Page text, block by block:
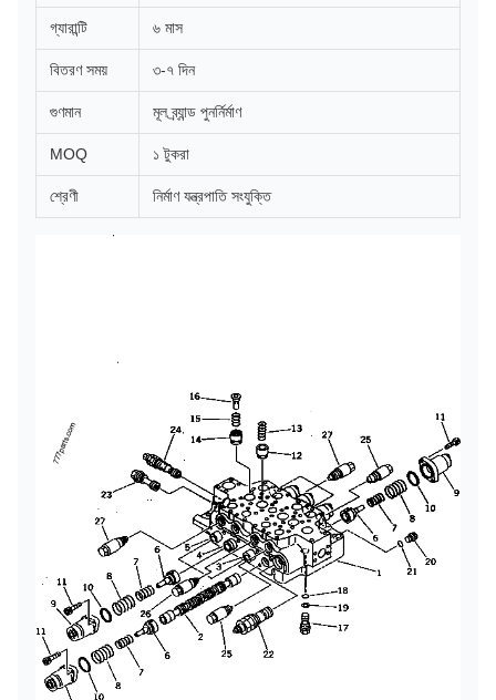
গ্যারান্টি ৬ মাস
বিতরণ সময় ৩-৭ দিন
গুণমান মূল ব্র্যান্ড পুনর্নির্মাণ
MOQ ১ টুকরা
শ্রেণী নির্মাণ যন্ত্রপাতি সংযুক্তি